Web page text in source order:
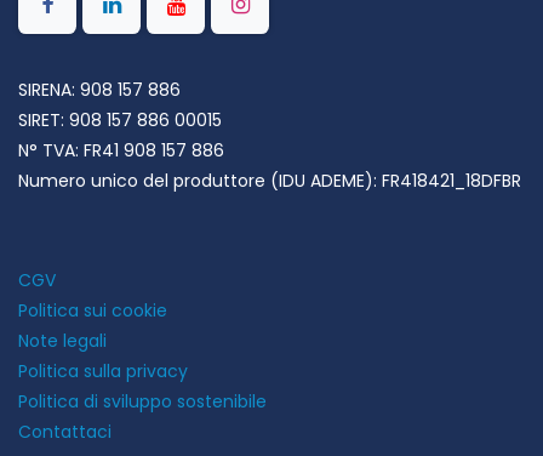
SIRENA: 908 157 886
SIRET: 908 157 886 00015
N° TVA: FR41 908 157 886
Numero unico del produttore (IDU ADEME): FR418421_18DFBR
CGV
Politica sui cookie
Note legali
Politica sulla privacy
Politica di sviluppo sostenibile
Contattaci